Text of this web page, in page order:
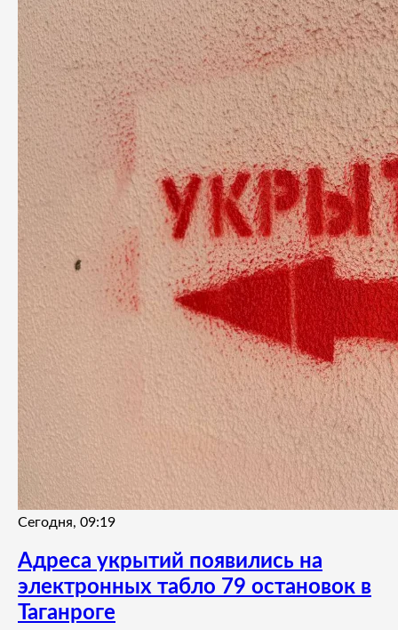
Сегодня, 09:19
Адреса укрытий появились на
электронных табло 79 остановок в
Таганроге